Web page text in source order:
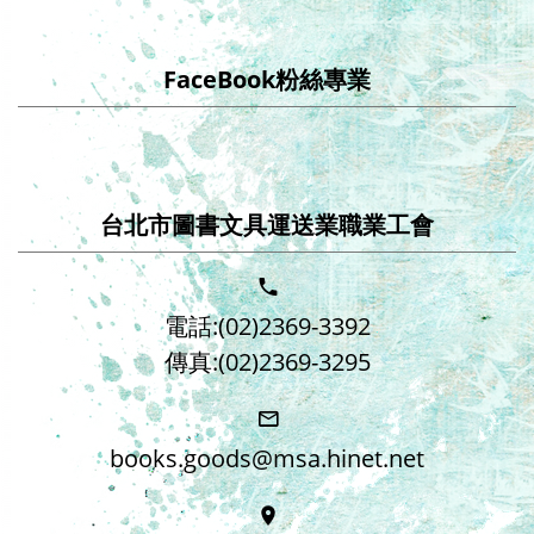
FaceBook粉絲專業
台北市圖書文具運送業職業工會
電話:(02)2369-3392
傳真:(02)2369-3295
books.goods@msa.hinet.net